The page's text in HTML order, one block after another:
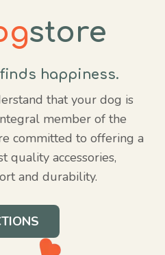
store
happiness.
that your dog is
member of the
committed to offering a
quality accessories,
and durability.